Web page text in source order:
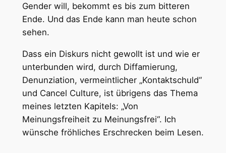
Gender will, bekommt es bis zum bitteren
Ende. Und das Ende kann man heute schon
sehen.
Dass ein Diskurs nicht gewollt ist und wie er
unterbunden wird, durch Diffamierung,
Denunziation, vermeintlicher „Kontaktschuld“
und Cancel Culture, ist übrigens das Thema
meines letzten Kapitels: „Von
Meinungsfreiheit zu Meinungsfrei“. Ich
wünsche fröhliches Erschrecken beim Lesen.